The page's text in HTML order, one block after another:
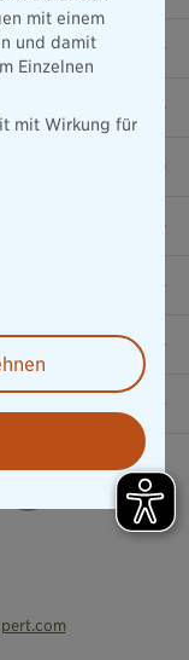
mit einem
und damit
Einzelnen
mit Wirkung für